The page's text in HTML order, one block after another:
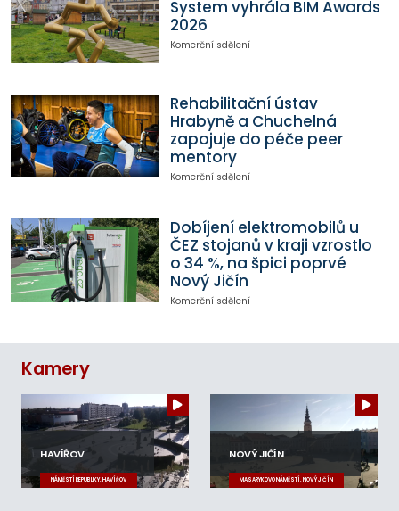
System vyhrála BIM Awards
2026
Komerční sdělení
Rehabilitační ústav
Hrabyně a Chuchelná
zapojuje do péče peer
mentory
Komerční sdělení
Dobíjení elektromobilů u
ČEZ stojanů v kraji vzrostlo
o 34 %, na špici poprvé
Nový Jičín
Komerční sdělení
Kamery
HAVÍŘOV
NÁMĚSTÍ REPUBLIKY, HAVÍŘOV
NOVÝ JIČÍN
MASARYKOVO NÁMĚSTÍ, NOVÝ JIČÍN